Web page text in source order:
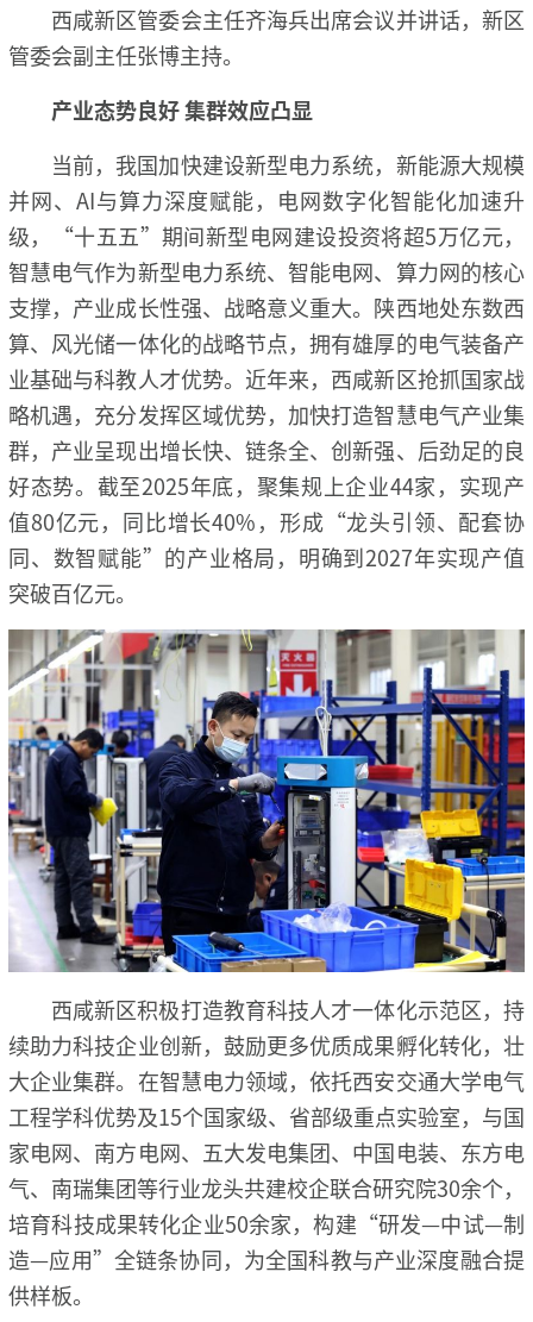
西咸新区管委会主任齐海兵出席会议并讲话，新区
管委会副主任张博主持。
产业态势良好 集群效应凸显
当前，我国加快建设新型电力系统，新能源大规模
并网、AI与算力深度赋能，电网数字化智能化加速升
级，“十五五”期间新型电网建设投资将超5万亿元，
智慧电气作为新型电力系统、智能电网、算力网的核心
支撑，产业成长性强、战略意义重大。陕西地处东数西
算、风光储一体化的战略节点，拥有雄厚的电气装备产
业基础与科教人才优势。近年来，西咸新区抢抓国家战
略机遇，充分发挥区域优势，加快打造智慧电气产业集
群，产业呈现出增长快、链条全、创新强、后劲足的良
好态势。截至2025年底，聚集规上企业44家，实现产
值80亿元，同比增长40%，形成“龙头引领、配套协
同、数智赋能”的产业格局，明确到2027年实现产值
突破百亿元。
西咸新区积极打造教育科技人才一体化示范区，持
续助力科技企业创新，鼓励更多优质成果孵化转化，壮
大企业集群。在智慧电力领域，依托西安交通大学电气
工程学科优势及15个国家级、省部级重点实验室，与国
家电网、南方电网、五大发电集团、中国电装、东方电
气、南瑞集团等行业龙头共建校企联合研究院30余个，
培育科技成果转化企业50余家，构建“研发—中试—制
造—应用”全链条协同，为全国科教与产业深度融合提
供样板。